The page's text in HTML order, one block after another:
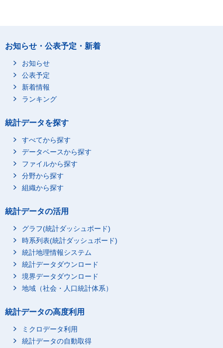
お知らせ・公表予定・新着
お知らせ
公表予定
新着情報
ランキング
統計データを探す
すべてから探す
データベースから探す
ファイルから探す
分野から探す
組織から探す
統計データの活用
グラフ(統計ダッシュボード)
時系列表(統計ダッシュボード)
統計地理情報システム
統計データダウンロード
境界データダウンロード
地域（社会・人口統計体系）
統計データの高度利用
ミクロデータ利用
統計データの自動取得